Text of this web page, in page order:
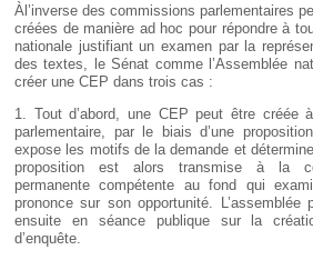
Àl’inverse des commissions parlementaires
créées de manière ad hoc pour répondre à
nationale justifiant un examen par la
des textes, le Sénat comme l’Assemblée
créer une CEP dans trois cas :
1. Tout d’abord, une CEP peut être créée
parlementaire, par le biais d’une
expose les motifs de la demande et
proposition est alors transmise à la
permanente compétente au fond qui
prononce sur son opportunité. L’assemblée
ensuite en séance publique sur la
d’enquête.